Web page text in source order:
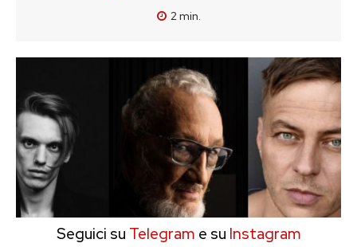
2min.
Seguici su Telegram e su Instagram